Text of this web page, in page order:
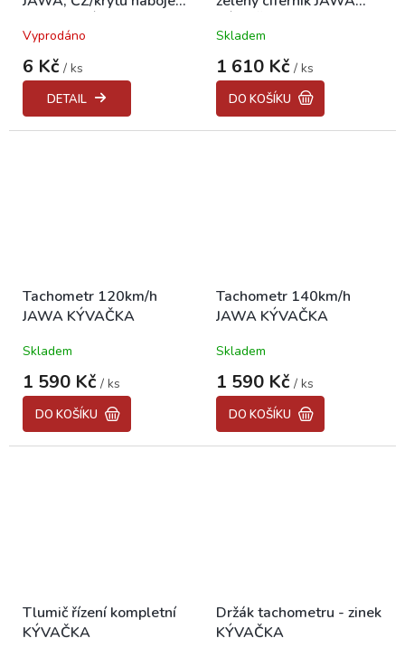
Vyprodáno
6 Kč / ks
DETAIL
Skladem
1 610 Kč / ks
DO KOŠÍKU
Tachometr 120km/h
JAWA KÝVAČKA
Skladem
1 590 Kč / ks
DO KOŠÍKU
Tachometr 140km/h
JAWA KÝVAČKA
Skladem
1 590 Kč / ks
DO KOŠÍKU
Tlumič řízení kompletní
KÝVAČKA
Držák tachometru - zinek
KÝVAČKA